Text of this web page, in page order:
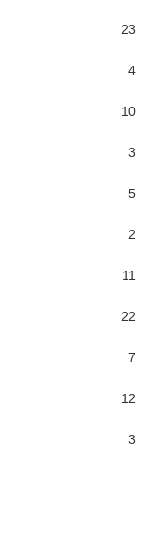
23
4
10
3
5
2
11
22
7
12
3